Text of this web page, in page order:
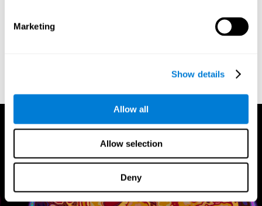
Marketing
Show details
Allow all
Allow selection
Deny
輸信息。 這種信息傳輸是在突觸期間產生的。 在突觸期間，神經元和細胞通
過化學電荷和電脈衝連接，並交換神經遞質，負責激活或抑制另一個細胞的
解並做出適當的反應。 我們收到數千個輸入，並在幾秒鐘內生成數千個輸